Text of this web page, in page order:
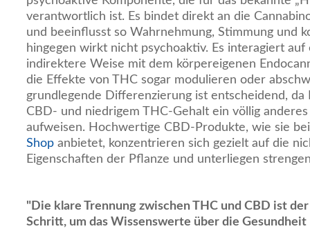
verantwortlich ist. Es bindet direkt an die
und beeinflusst so Wahrnehmung, Stimmung und
hingegen wirkt nicht psychoaktiv. Es interagiert auf
indirektere Weise mit dem körpereigenen
die Effekte von THC sogar modulieren oder
grundlegende Differenzierung ist entscheidend,
CBD- und niedrigem THC-Gehalt ein völlig
aufweisen. Hochwertige CBD-Produkte, wie sie
Shop anbietet, konzentrieren sich gezielt auf die
Eigenschaften der Pflanze und unterliegen
"Die klare Trennung zwischen THC und CBD ist
Schritt, um das Wissenswerte über die Gesundheit